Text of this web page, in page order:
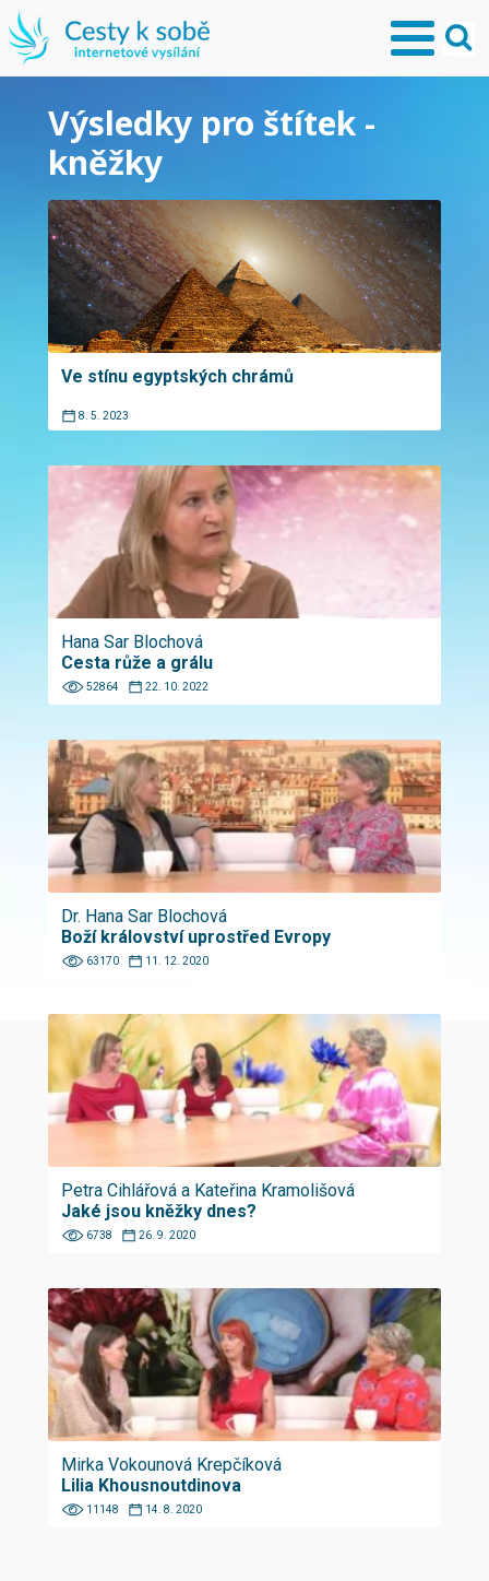
Výsledky pro štítek -
kněžky
Ve stínu egyptských chrámů
8. 5. 2023
Hana Sar Blochová
Cesta růže a grálu
52864 22. 10. 2022
Dr. Hana Sar Blochová
Boží království uprostřed Evropy
63170 11. 12. 2020
Petra Cihlářová a Kateřina Kramolišová
Jaké jsou kněžky dnes?
6738 26. 9. 2020
Mirka Vokounová Krepčíková
Lilia Khousnoutdinova
11148 14. 8. 2020